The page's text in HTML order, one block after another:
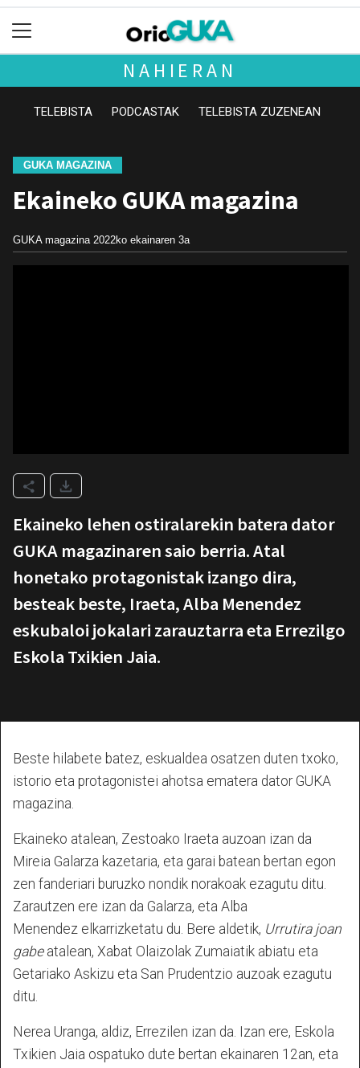
NAHIERAN
TELEBISTA PODCASTAK TELEBISTA ZUZENEAN
GUKA MAGAZINA
Ekaineko GUKA magazina
GUKA magazina 2022ko ekainaren 3a
Ekaineko lehen ostiralarekin batera dator
GUKA magazinaren saio berria. Atal
honetako protagonistak izango dira,
besteak beste, Iraeta, Alba Menendez
eskubaloi jokalari zarauztarra eta Errezilgo
Eskola Txikien Jaia.
Beste hilabete batez, eskualdea osatzen duten txoko,
istorio eta protagonistei ahotsa ematera dator GUKA
magazina.
Ekaineko atalean, Zestoako Iraeta auzoan izan da
Mireia Galarza kazetaria, eta garai batean bertan egon
zen fanderiari buruzko nondik norakoak ezagutu ditu.
Zarautzen ere izan da Galarza, eta Alba
Menendez elkarrizketatu du. Bere aldetik, Urrutira joan
gabeatalean, Xabat Olaizolak Zumaiatik abiatu eta
Getariako Askizu eta San Prudentzio auzoak ezagutu
ditu.
Nerea Uranga, aldiz, Errezilen izan da. Izan ere, Eskola
Txikien Jaia ospatuko dute bertan ekainaren 12an, eta